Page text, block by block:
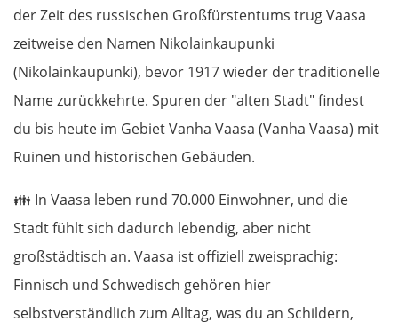
der Zeit des russischen Großfürstentums trug Vaasa
zeitweise den Namen Nikolainkaupunki
(Nikolainkaupunki), bevor 1917 wieder der traditionelle
Name zurückkehrte. Spuren der "alten Stadt" findest
du bis heute im Gebiet Vanha Vaasa (Vanha Vaasa) mit
Ruinen und historischen Gebäuden.
👪 In Vaasa leben rund 70.000 Einwohner, und die
Stadt fühlt sich dadurch lebendig, aber nicht
großstädtisch an. Vaasa ist offiziell zweisprachig:
Finnisch und Schwedisch gehören hier
selbstverständlich zum Alltag, was du an Schildern,